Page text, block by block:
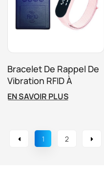
Bracelet De Rappel De
Vibration RFID À
Compte À Rebours
Pour Parc D'enfants
En Heures
EN SAVOIR PLUS
1 2